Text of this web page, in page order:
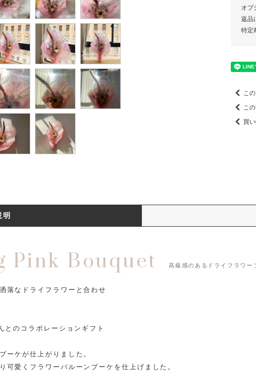
オプ
返品
特定
こ
こ
買
明
Bouquet 高級感のあるドライフラワー
落なドライフラワーと合わせ
とのコラボレーションギフト
ーケが仕上がりました。
可愛くフラワーバルーンブーケを仕上げました。